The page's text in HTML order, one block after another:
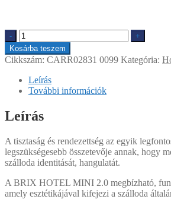
-
BRIX
HOTEL
MINI
2.0
hotelkocsi
(CARR02831
0099)
mennyiség
+
Kosárba teszem
Cikkszám: CARR02831 0099 Kategória:
Leírás
További információk
Leírás
A tisztaság és rendezettség az egyik
legszükségesebb összetevője annak, hogy
szálloda identitását, hangulatát.
A BRIX HOTEL MINI 2.0 megbízható,
amely esztétikájával kifejezi a szálloda